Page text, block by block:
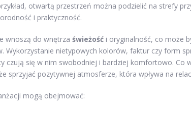
otwartą przestrzeń można podzielić na strefy
i praktyczność.
wnoszą do wnętrza świeżość i oryginalność, co może
Wykorzystanie nietypowych kolorów, faktur czy form
czują się w nim swobodniej i bardziej komfortowo. Co
sprzyjać pozytywnej atmosferze, która wpływa na
mogą obejmować: